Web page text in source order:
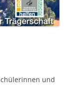
und